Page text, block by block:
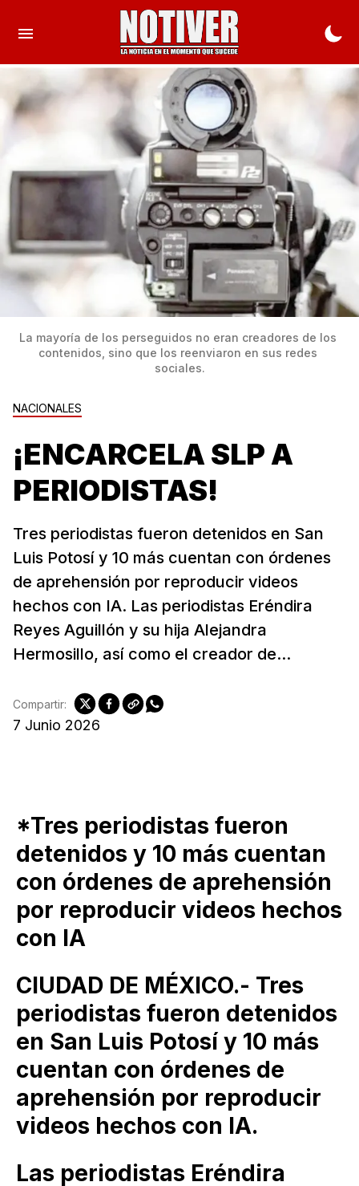
NACIONALES
¡ENCARCELA SLP A
PERIODISTAS!
Tres periodistas fueron detenidos en San
Luis Potosí y 10 más cuentan con órdenes
de aprehensión por reproducir videos
hechos con IA. Las periodistas Eréndira
Reyes Aguillón y su hija Alejandra
Hermosillo, así como el creador de...
7 Junio 2026
Compartir:
La mayoría de los perseguidos no eran creadores de los
contenidos, sino que los reenviaron en sus redes
sociales.
*Tres periodistas fueron
detenidos y 10 más cuentan
con órdenes de aprehensión
por reproducir videos hechos
con IA
CIUDAD DE MÉXICO.- Tres
periodistas fueron detenidos
en San Luis Potosí y 10 más
cuentan con órdenes de
aprehensión por reproducir
videos hechos con IA.
Las periodistas Eréndira